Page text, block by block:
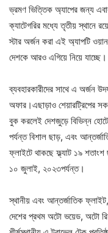
ভ্রমণ ভিত্তিক অ্যাপের জন্য
ক্যাটেগরির মধ্যে তৃতীয় স্থানে
স্টার অর্জন করা এই অ্যাপটি
দেশকে আরও এগিয়ে নিয়ে যাচ্ছে।
ব্যবহারকারীদের সাথে এ অর্জন
অফার।এছাড়াও শেয়ারট্রিপের
বুক করলেই দেশজুড়ে বিভিন্ন
পর্যন্ত বিশাল ছাড়, এবং
ফ্লাইটে থাকছে ফ্ল্যাট ১৯
১০ জুলাই, ২০২৩পর্যন্ত।
স্থানীয় এবং আন্তর্জাতিক
দেশের প্রথম অটো ভয়েড, অটো